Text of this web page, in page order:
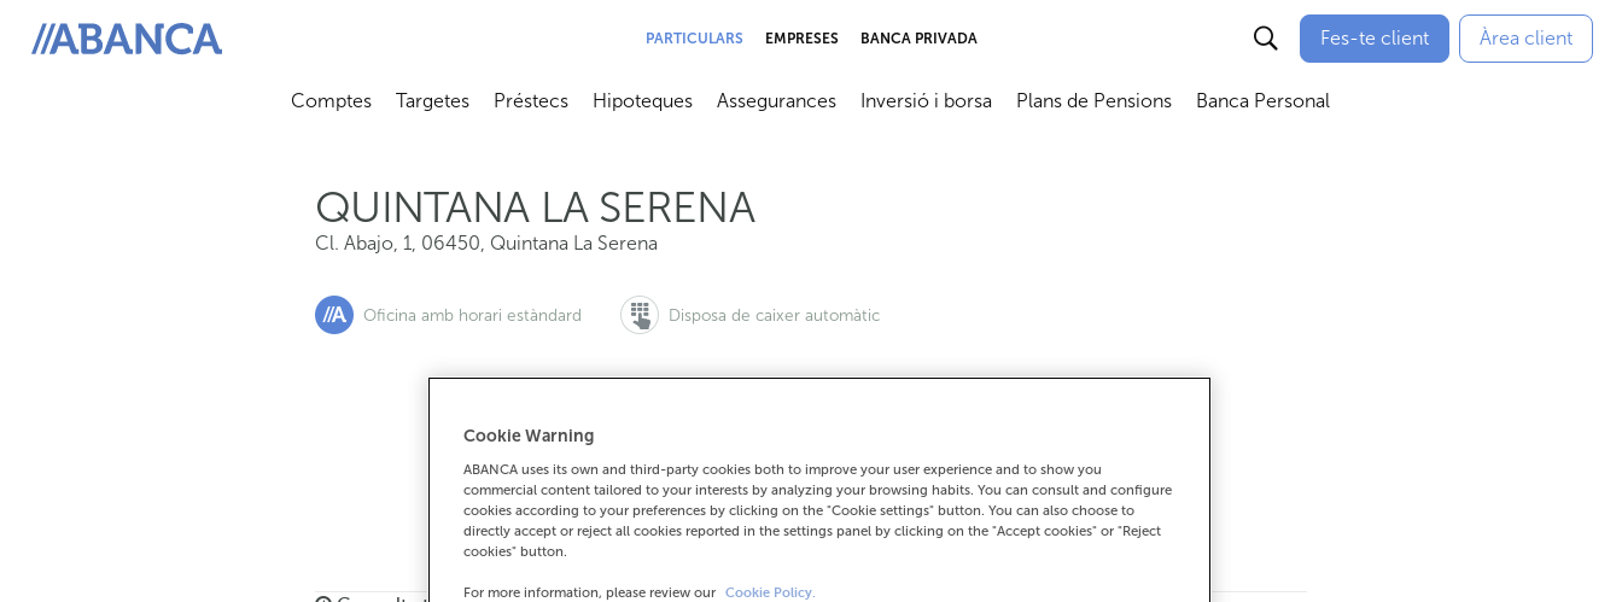
ABANCA
PARTICULARS EMPRESES BANCA PRIVADA Fes-te client Àrea client
Comptes
Abrir submenú
Targetes
Abrir submenú
Préstecs
Abrir submenú
Hipoteques
Abrir submenú
Assegurances
Abrir submenú
Inversió i borsa
Abrir submenú
Plans de Pensions
Abrir submenú
Banca Personal
QUINTANA LA SERENA
Cl. Abajo, 1, 06450, Quintana La Serena
Oficina amb horari estàndard Disposa de caixer automàtic
Si vols demanar cita:
900 815 200 924786311 Com arribar
Cookie Warning
ABANCA uses its own and third-party cookies both to improve your user experience and to show you
commercial content tailored to your interests by analyzing your browsing habits. You can consult and configure
cookies according to your preferences by clicking on the "Cookie settings" button. You can also choose to
directly accept or reject all cookies reported in the settings panel by clicking on the "Accept cookies" or "Reject
cookies" button.
For more information, please review our Cookie Policy.